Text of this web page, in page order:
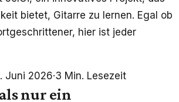
bietet, Gitarre zu lernen. Egal ob
hier ist jeder
Juni 2026·3 Min. Lesezeit
nur ein